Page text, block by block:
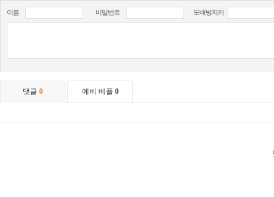
이름 비밀번호 도배방지키
댓글 0 예비 베플 0